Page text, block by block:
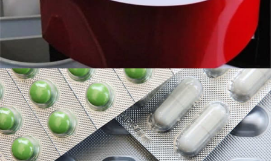
seperti tablet., kapsul, pil, dan serbuk.